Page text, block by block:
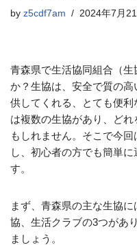
by z5cdf7am 2024年7月21
青森県で生活協同組合（
か？生協は、安全で質の
供してくれる、とても便
は複数の生協があり、ど
もしれません。そこで今
し、初心者の方でも簡単
す。
まず、青森県の主な生協
協、生活クラブの3つがあ
ましょう。